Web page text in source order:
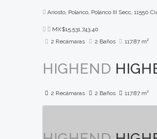
Ariosto, Polanco, Polanco III Secc, 11550
MX$15,531,743.40
2 Recámaras
2 Baños 117.87 m²
HIGHEND
2 Recámaras 2 Baños 117.87 m²